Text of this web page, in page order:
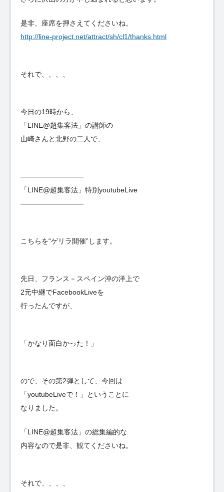
是非、座席を押さえてくださいね。
http://line-project.net/attract/sh/cl1/thanks.html
それで、、、、
今日の19時から、
「LINE@超集客法」の講師の
山崎さんと北野の二人で、
—————————
「LINE@超集客法」特別youtubeLive
—————————
こちらを“ゲリラ開催”します。
先日、フランス－スペイン沖の洋上で
2元中継でFacebookLiveを
行ったんですが、
「かなり面白かった！」
ので、その第2弾として、今回は
「youtubeLiveで！」ということに
なりました。
「LINE@超集客法」の総集編的な
内容なので是非、観てくださいね。
それで、、、、